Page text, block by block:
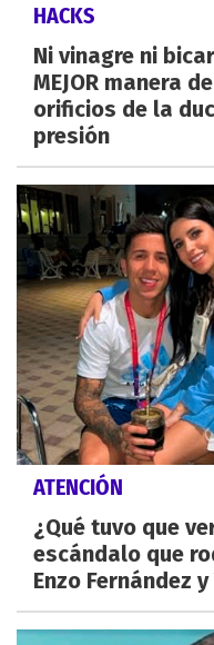
HACKS
Ni vinagre ni
MEJOR manera
orificios de la
presión
ATENCIÓN
¿Qué tuvo que
escándalo que
Enzo Fernández